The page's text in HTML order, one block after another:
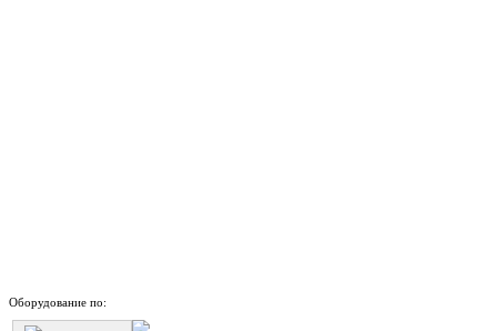
Оборудование по: